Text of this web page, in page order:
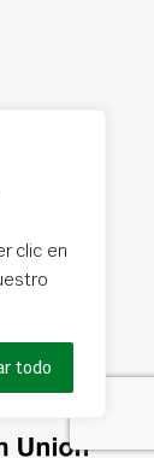
clic en
todo